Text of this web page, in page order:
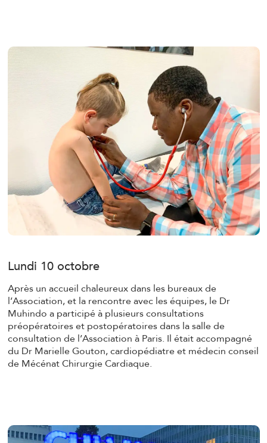
Lundi 10 octobre
Après un accueil chaleureux dans les bureaux de
l’Association, et la rencontre avec les équipes, le Dr
Muhindo a participé à plusieurs consultations
préopératoires et postopératoires dans la salle de
consultation de l’Association à Paris. Il était accompagné
du Dr Marielle Gouton, cardiopédiatre et médecin conseil
de Mécénat Chirurgie Cardiaque.